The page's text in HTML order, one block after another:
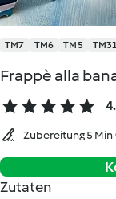
TM7 TM6 TM5 TM31
Frappè alla
Zubereitung 5 Min
Zutaten